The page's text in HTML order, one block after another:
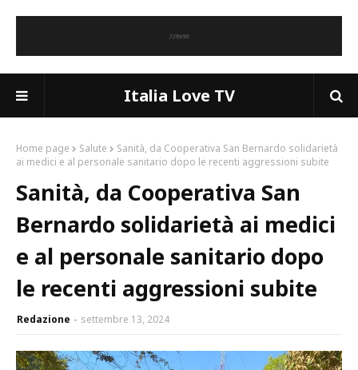
Italia Love TV
Home page Salute
Sanità, da Cooperativa San Bernardo solidarietà
ai medici e al personale sanitario dopo le recenti aggressioni subite
Sanità, da Cooperativa San
Bernardo solidarietà ai medici
e al personale sanitario dopo
le recenti aggressioni subite
Redazione settembre 13, 2024